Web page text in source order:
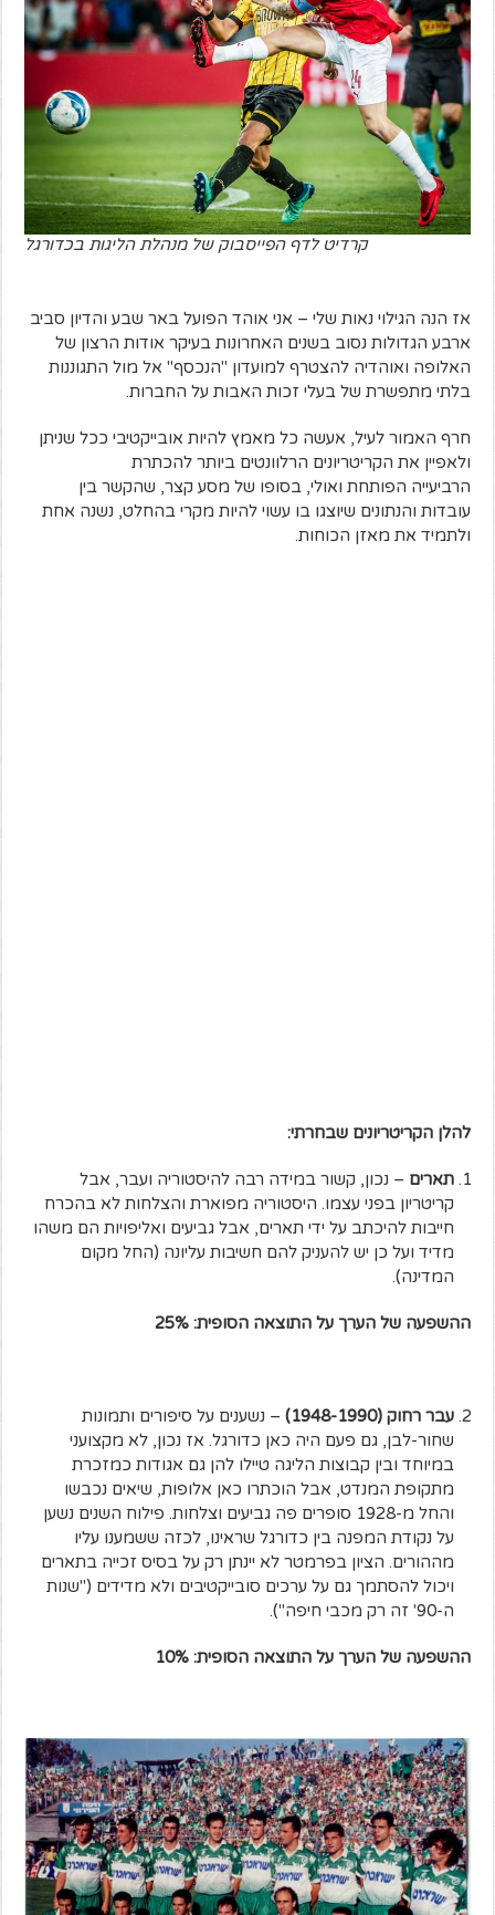
קרדיט לדף הפייסבוק של מנהלת הליגות בכדורגל
אז הנה הגילוי נאות שלי – אני אוהד הפועל באר שבע והדיון סביב
ארבע הגדולות נסוב בשנים האחרונות בעיקר אודות הרצון של
האלופה ואוהדיה להצטרף למועדון "הנכסף" אל מול התגוננות
בלתי מתפשרת של בעלי זכות האבות על החברות.
חרף האמור לעיל, אעשה כל מאמץ להיות אובייקטיבי ככל שניתן
ולאפיין את הקריטריונים הרלוונטים ביותר להכתרת
הרביעייה הפותחת ואולי, בסופו של מסע קצר, שהקשר בין
עובדות והנתונים שיוצגו בו עשוי להיות מקרי בהחלט, נשנה אחת
ולתמיד את מאזן הכוחות.
להלן הקריטריונים שבחרתי:
תארים – נכון, קשור במידה רבה להיסטוריה ועבר, אבל
קריטריון בפני עצמו. היסטוריה מפוארת והצלחות לא בהכרח
חייבות להיכתב על ידי תארים, אבל גביעים ואליפויות הם משהו
מדיד ועל כן יש להעניק להם חשיבות עליונה (החל מקום
המדינה).
ההשפעה של הערך על התוצאה הסופית: 25%
עבר רחוק (1948-1990)
– נשענים על סיפורים ותמונות
שחור-לבן, גם פעם היה כאן כדורגל. אז נכון, לא מקצועני
במיוחד ובין קבוצות הליגה טיילו להן גם אגודות כמזכרת
מתקופת המנדט, אבל הוכתרו כאן אלופות, שיאים נכבשו
והחל מ-1928 סופרים פה גביעים וצלחות. פילוח השנים נשען
על נקודת המפנה בין כדורגל שראינו, לכזה ששמענו עליו
מההורים. הציון בפרמטר לא יינתן רק על בסיס זכייה בתארים
ויכול להסתמך גם על ערכים סובייקטיבים ולא מדידים ("שנות
ה-90' זה רק מכבי חיפה").
ההשפעה של הערך על התוצאה הסופית: 10%